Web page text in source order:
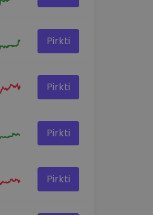
Pirkti
Pirkti
Pirkti
Pirkti